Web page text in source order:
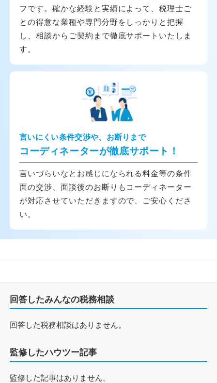
フです。確かな経験と実績によって、税理士ご
との得意な業種や専門分野をしっかりと把握
し、相談からご契約まで徹底サポートいたしま
す。
言いにくい条件交渉や、お断りまで
コーディネーターが徹底サポート！
言いづらいなとお感じになられる料金等の条件
面の交渉、面談後のお断りもコーディネーター
が対応させていただきますので、ご安心くださ
い。
回答したみんなの税務相談
回答した税務相談はありません。
監修したハウツー記事
監修した記事はありません。